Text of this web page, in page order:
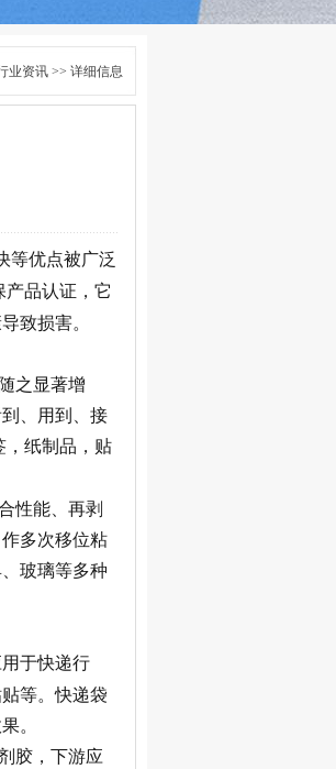
业资讯 >> 详细信息
等优点被广泛
产品认证，它
致损害。
之显著增
、用到、接
，纸制品，贴
性能、再剥
多次移位粘
玻璃等多种
于快递行
等。快递袋
。
胶，下游应